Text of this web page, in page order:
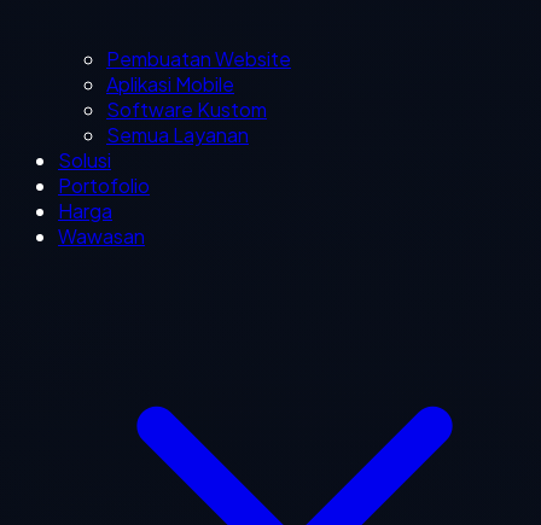
Pembuatan Website
Aplikasi Mobile
Software Kustom
Semua Layanan
Solusi
Portofolio
Harga
Wawasan